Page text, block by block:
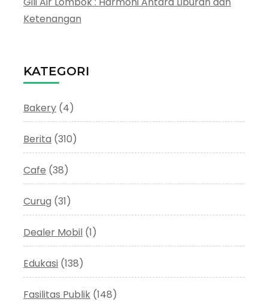
Ketenangan
KATEGORI
Bakery (4)
Berita (310)
Cafe (38)
Curug (31)
Dealer Mobil (1)
Edukasi (138)
Fasilitas Publik (148)